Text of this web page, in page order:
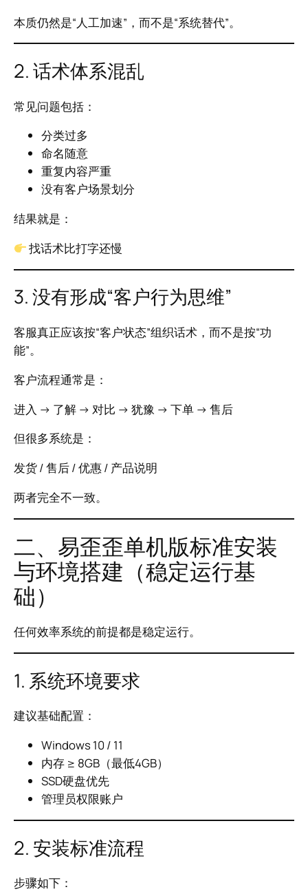
本质仍然是“人工加速”，而不是“系统替代”。
2. 话术体系混乱
常见问题包括：
分类过多
命名随意
重复内容严重
没有客户场景划分
结果就是：
找话术比打字还慢
3. 没有形成“客户行为思维”
客服真正应该按“客户状态”组织话术，而不是按“功
能”。
客户流程通常是：
进入 → 了解 → 对比 → 犹豫 → 下单 → 售后
但很多系统是：
发货 / 售后 / 优惠 / 产品说明
两者完全不一致。
二、易歪歪单机版标准安装
与环境搭建（稳定运行基
础）
任何效率系统的前提都是稳定运行。
1. 系统环境要求
建议基础配置：
Windows 10 / 11
内存 ≥ 8GB（最低4GB）
SSD硬盘优先
管理员权限账户
2. 安装标准流程
步骤如下：